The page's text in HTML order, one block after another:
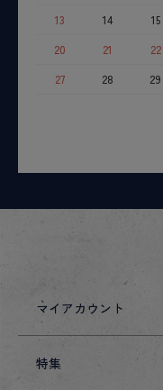
13
14 15
20
21 22
27
28 29
マイアカウント
特集